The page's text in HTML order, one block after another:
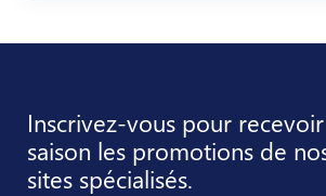
Inscrivez-vous pour
saison les promotions de
sites spécialisés.